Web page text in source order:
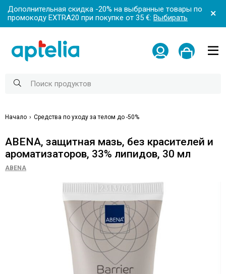
Дополнительная скидка -20% на выбранные товары по
промокоду EXTRA20 при покупке от 35 €: Выбирать
Начало Средства по уходу за телом до -50%
ABENA, защитная мазь, без красителей и
ароматизаторов, 33% липидов, 30 мл
ABENA